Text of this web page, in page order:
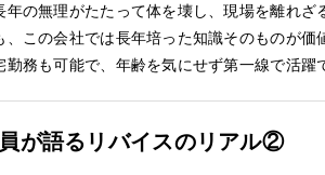
年の無理がたたって体を壊し、現場を離れざ
、この会社では長年培った知識そのものが価
勤務も可能で、年齢を気にせず第一線で活躍
が語るリバイスのリアル②